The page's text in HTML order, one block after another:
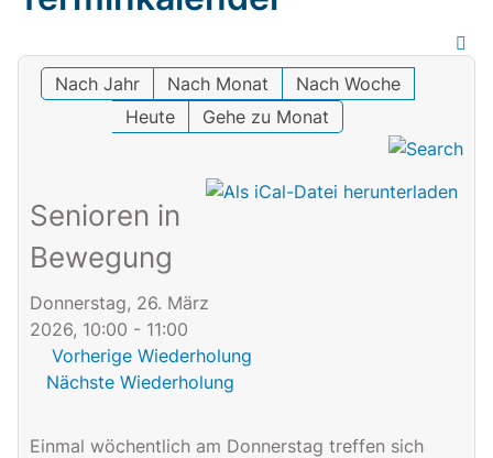
Nach Jahr Nach Monat
Nach Woche
Heute
Gehe zu Monat
Senioren in
Bewegung
Donnerstag, 26. März
2026, 10:00 - 11:00
Vorherige Wiederholung
Nächste Wiederholung
Einmal wöchentlich am Donnerstag treffen sich